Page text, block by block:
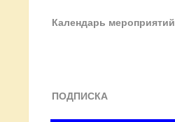
Календарь мероприятий
ПОДПИСКА